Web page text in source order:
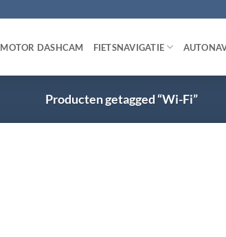
MOTOR DASHCAM FIETSNAVIGATIE
Producten getagged “Wi-Fi”